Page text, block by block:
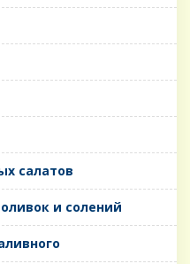
салатов
и солений